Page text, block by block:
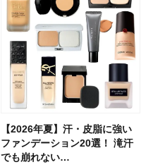
【2026年夏】汗・皮脂に強い
ファンデーション20選！ 滝汗
でも崩れない…
【クリスマスコフレ2026】ク
リニークのホリデーコフレを一
挙紹介！ 人気…
【2026年夏】汗・皮脂に強い
ファンデーション20選！ 滝汗
でも崩れない…
【2026夏】「リップケア」ラ
ンキングTOP5！＜美容マニア
集団・マキア…
【板野友美さんの美活】「最
近、下の歯の矯正を再開したん
です」オーラルケア…
【2026年夏】小顔に見えるボ
ブの髪型37選！ レイヤー・切
りっぱなしな…
【無印良品】スキンケア×衣料
素材の最強タッグで実現！ 着
るだけで保湿でき…
【セザンヌ】「ブライトカラー
シーラー」新色グリーンが8/7
に発売｜既存色…